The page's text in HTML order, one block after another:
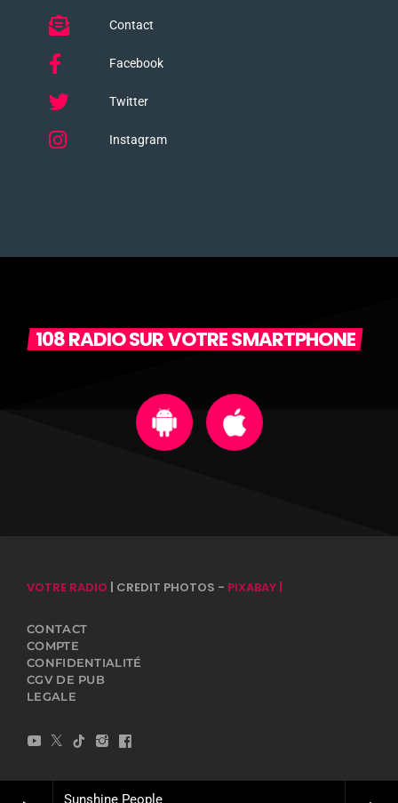
Sunshine People
Contact
Facebook
Twitter
Instagram
108 RADIO SUR VOTRE SMARTPHONE
VOTRE RADIO | CREDIT PHOTOS - PIXABAY |
CONTACT
COMPTE
CONFIDENTIALITÉ
CGV DE PUB
LEGALE